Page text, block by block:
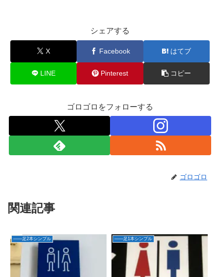
シェアする
X Facebook はてブ
LINE Pinterest コピー
ゴロゴロをフォローする
ゴロゴロ
関連記事
――足2本シンプル ――足1本シンプル